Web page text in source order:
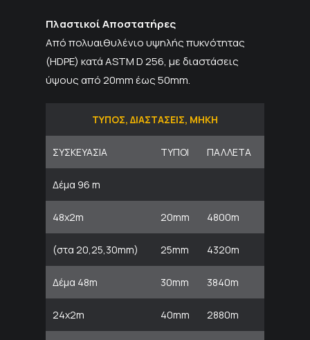
Πλαστικοί Αποστατήρες
Από πολυαιθυλένιο υψηλής πυκνότητας
(HDPE) κατά ASTM D 256, με διαστάσεις
ύψους από 20mm έως 50mm.
ΤΥΠΟΣ, ΔΙΑΣΤΑΣΕΙΣ, ΜΗΚΗ
ΣΥΣΚΕΥΑΣΙΑ ΤΥΠΟΙ ΠΑΛΛΕΤΑ
Δέμα 96 m
48x2m 20mm 4800m
(στα 20,25,30mm) 25mm 4320m
Δέμα 48m 30mm 3840m
24x2m 40mm 2880m